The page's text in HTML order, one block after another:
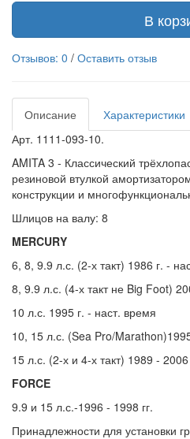
В
Отзывов: 0 / Оставить отзыв
Описание Характеристики
Арт. 1111-093-10.
AMITA 3 - Классический
резиновой втулкой
конструкции и
Шлицов на валу: 8
MERCURY
6, 8, 9.9 л.с. (2-х такт) 1986 г. -
8, 9.9 л.с. (4-х такт не Big Foot)
10 л.с. 1995 г. - наст. время
10, 15 л.с. (Sea Pro/
15 л.с. (2-х и 4-х такт) 1989 - 2006
FORCE
9.9 и 15 л.с.-1996 - 1998 гг.
Принадлежности для установки